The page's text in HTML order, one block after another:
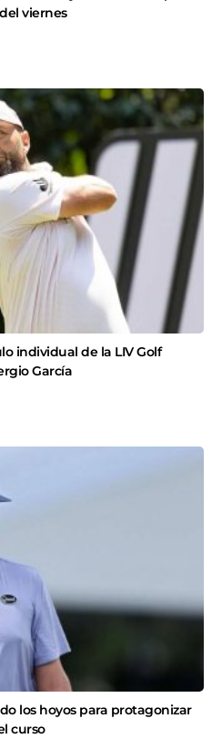
viernes
individual de la LIV Golf
García
los hoyos para protagonizar
curso